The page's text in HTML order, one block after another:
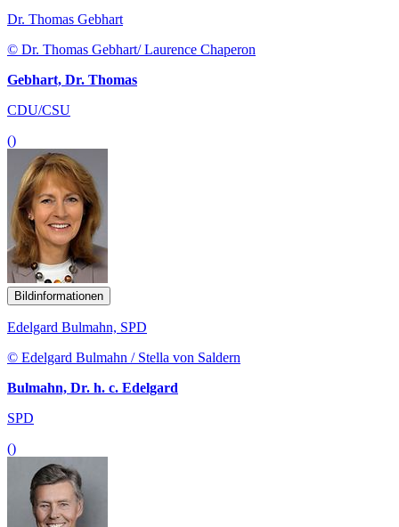
Dr. Thomas Gebhart
© Dr. Thomas Gebhart/ Laurence Chaperon
Gebhart, Dr. Thomas
CDU/CSU
()
Bildinformationen
Edelgard Bulmahn, SPD
© Edelgard Bulmahn / Stella von Saldern
Bulmahn, Dr. h. c. Edelgard
SPD
()